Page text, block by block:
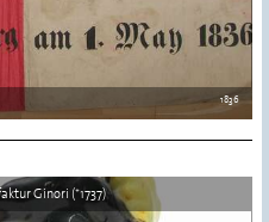
1836
Ginori (*1737)